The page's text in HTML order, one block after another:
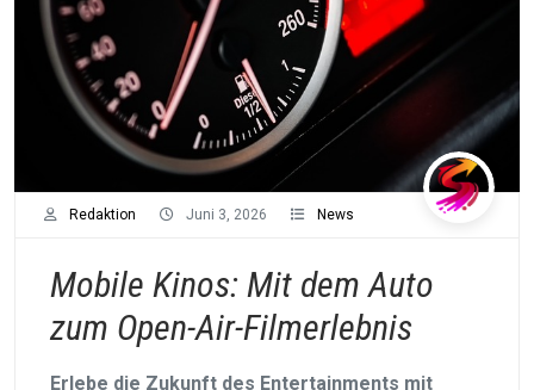
Redaktion Juni 3, 2026 News
Mobile Kinos: Mit dem Auto
zum Open-Air-Filmerlebnis
Erlebe die Zukunft des Entertainments mit